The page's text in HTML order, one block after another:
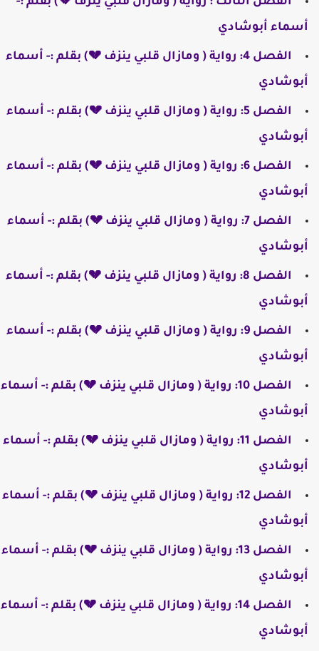
أسماء أبوشادي
الفصل 4: رواية ( ومازال قلبي ينزف 💔) بقلم :- أسماء
أبوشادي
الفصل 5: رواية ( ومازال قلبي ينزف 💔) بقلم :- أسماء
أبوشادي
الفصل 6: رواية ( ومازال قلبي ينزف 💔) بقلم :- أسماء
أبوشادي
الفصل 7: رواية ( ومازال قلبي ينزف 💔) بقلم :- أسماء
أبوشادي
الفصل 8: رواية ( ومازال قلبي ينزف 💔) بقلم :- أسماء
أبوشادي
الفصل 9: رواية ( ومازال قلبي ينزف 💔) بقلم :- أسماء
أبوشادي
الفصل 10: رواية ( ومازال قلبي ينزف 💔) بقلم :- أسماء
أبوشادي
الفصل 11: رواية ( ومازال قلبي ينزف 💔) بقلم :- أسماء
أبوشادي
الفصل 12: رواية ( ومازال قلبي ينزف 💔) بقلم :- أسماء
أبوشادي
الفصل 13: رواية ( ومازال قلبي ينزف 💔) بقلم :- أسماء
أبوشادي
الفصل 14: رواية ( ومازال قلبي ينزف 💔) بقلم :- أسماء
أبوشادي